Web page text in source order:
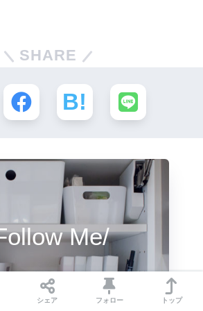
SHARE
Me/
シェア フォロー トップ